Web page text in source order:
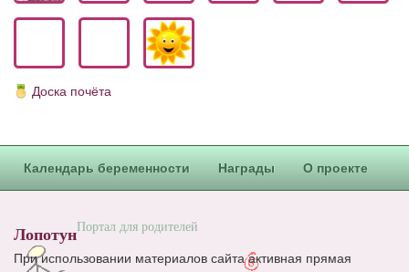
Доска почёта
Календарь беременности Награды О проекте
ЛопотунПортал для родителей
При использовании материалов сайта активная прямая